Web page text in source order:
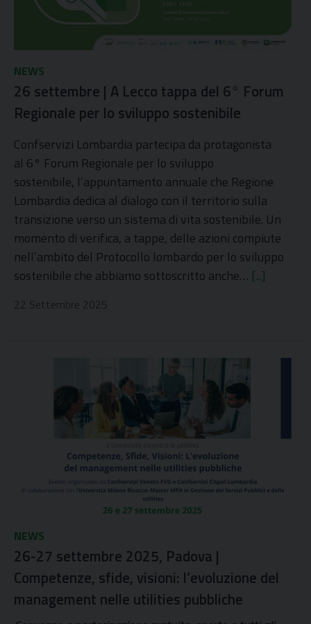
NEWS
26 settembre | A Lecco tappa del 6° Forum
Regionale per lo sviluppo sostenibile
Confservizi Lombardia partecipa da protagonista
al 6° Forum Regionale per lo sviluppo
sostenibile, l’appuntamento annuale che Regione
Lombardia dedica al dialogo con il territorio sulla
transizione verso un sistema di vita sostenibile. Un
momento di verifica, a tappe, delle azioni compiute
nell’ambito del Protocollo lombardo per lo sviluppo
sostenibile che abbiamo sottoscritto anche… [...]
22 Settembre 2025
NEWS
26-27 settembre 2025, Padova |
Competenze, sfide, visioni: l’evoluzione del
management nelle utilities pubbliche